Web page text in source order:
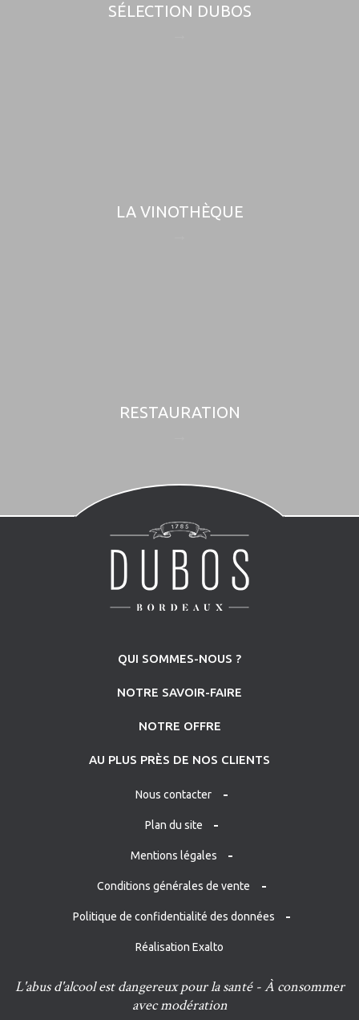
SÉLECTION DUBOS
LA VINOTHÈQUE
RESTAURATION
QUI SOMMES-NOUS ?
NOTRE SAVOIR-FAIRE
NOTRE OFFRE
AU PLUS PRÈS DE NOS CLIENTS
Nous contacter
Plan du site
Mentions légales
Conditions générales de vente
Politique de confidentialité des données
Réalisation Exalto
L'abus d'alcool est dangereux pour la santé - À consommer
avec modération